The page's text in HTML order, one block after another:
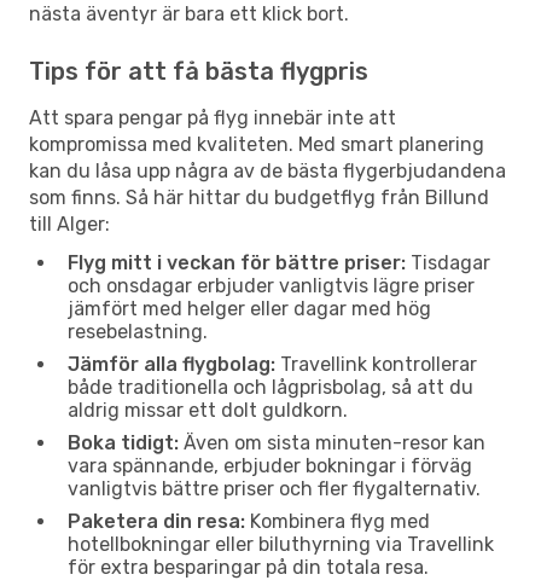
nästa äventyr är bara ett klick bort.
Tips för att få bästa flygpris
Att spara pengar på flyg innebär inte att
kompromissa med kvaliteten. Med smart planering
kan du låsa upp några av de bästa flygerbjudandena
som finns. Så här hittar du budgetflyg från Billund
till Alger:
Flyg mitt i veckan för bättre priser: Tisdagar
och onsdagar erbjuder vanligtvis lägre priser
jämfört med helger eller dagar med hög
resebelastning.
Jämför alla flygbolag: Travellink kontrollerar
både traditionella och lågprisbolag, så att du
aldrig missar ett dolt guldkorn.
Boka tidigt: Även om sista minuten-resor kan
vara spännande, erbjuder bokningar i förväg
vanligtvis bättre priser och fler flygalternativ.
Paketera din resa: Kombinera flyg med
hotellbokningar eller biluthyrning via Travellink
för extra besparingar på din totala resa.